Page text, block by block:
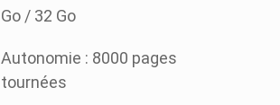
Go / 32 Go
Autonomie : 8000 pages
tournées